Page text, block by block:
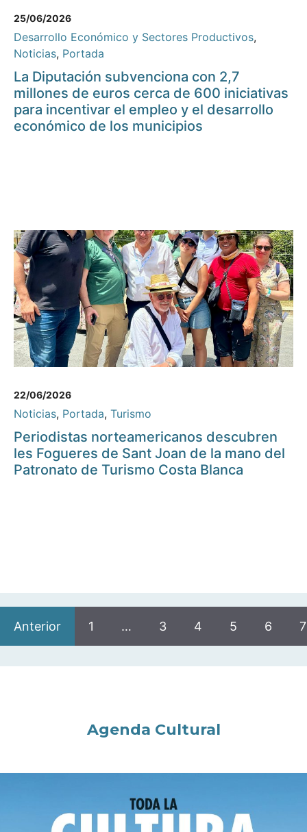
25/06/2026
Desarrollo Económico y Sectores Productivos,
Noticias, Portada
La Diputación subvenciona con 2,7
millones de euros cerca de 600 iniciativas
para incentivar el empleo y el desarrollo
económico de los municipios
22/06/2026
Noticias, Portada, Turismo
Periodistas norteamericanos descubren
les Fogueres de Sant Joan de la mano del
Patronato de Turismo Costa Blanca
Anterior 1 … 3 4 5 6 7
Agenda Cultural